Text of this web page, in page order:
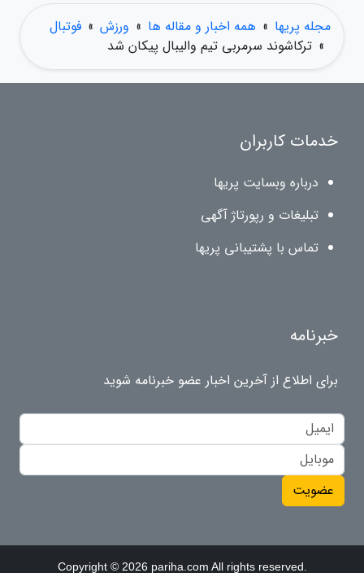
مجله پریها » همه اخبار و مقاله ها » ورزش » فوتبال
» ترکاشوند سرمربی تیم والیبال پیکان شد
خدمات کاربران
درباره وبسایت پریها
تبلیغات و رپورتاژ آگهی
تماس با پشتیبانی پریها
خبرنامه
برای اطلاع از آخرین اخبار عضو خبرنامه شوید
عضویت
Copyright © 2026 pariha.com All rights reserved.